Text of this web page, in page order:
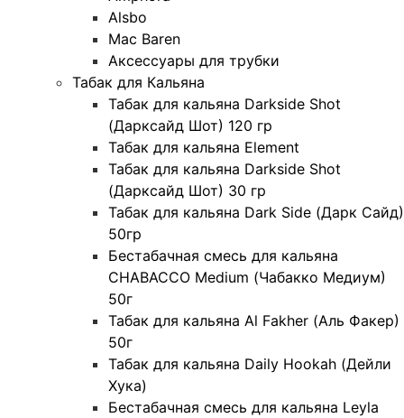
Alsbo
Mac Baren
Аксессуары для трубки
Табак для Кальяна
Табак для кальяна Darkside Shot
(Дарксайд Шот) 120 гр
Табак для кальяна Element
Табак для кальяна Darkside Shot
(Дарксайд Шот) 30 гр
Табак для кальяна Dark Side (Дарк Сайд)
50гр
Бестабачная смесь для кальяна
CHABACCO Medium (Чабакко Медиум)
50г
Табак для кальяна Al Fakher (Аль Факер)
50г
Табак для кальяна Daily Hookah (Дейли
Хука)
Бестабачная смесь для кальяна Leyla